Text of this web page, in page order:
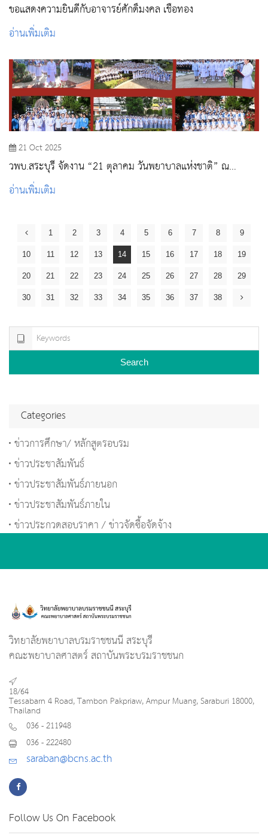
ขอแสดงความยินดีกับอาจารย์ศักดิ์มงคล เชื้อทอง
อ่านเพิ่มเติม
21 Oct 2025
วพบ.สระบุรี จัดงาน “21 ตุลาคม วันพยาบาลแห่งชาติ” ณ
วิทยาลัยพยาบาลบรมราชชนนี สระบุรี
อ่านเพิ่มเติม
1 2 3 4 5 6 7 8 9
10 11 12 13 14 15 16 17 18 19
20 21 22 23 24 25 26 27 28 29
30 31 32 33 34 35 36 37 38
Search
Categories
ข่าวการศึกษา/ หลักสูตรอบรม
ข่าวประชาสัมพันธ์
ข่าวประชาสัมพันธ์ภายนอก
ข่าวประชาสัมพันธ์ภายใน
ข่าวประกวดสอบราคา / ข่าวจัดซื้อจัดจ้าง
วิทยาลัยพยาบาลบรมราชชนนี สระบุรี
คณะพยาบาลศาสตร์ สถาบันพระบรมราชชนก
18/64
Tessabarn 4 Road, Tambon Pakpriaw, Ampur Muang, Saraburi 18000,
Thailand
036 - 211948
036 - 222480
saraban@bcns.ac.th
Follow Us On Facebook